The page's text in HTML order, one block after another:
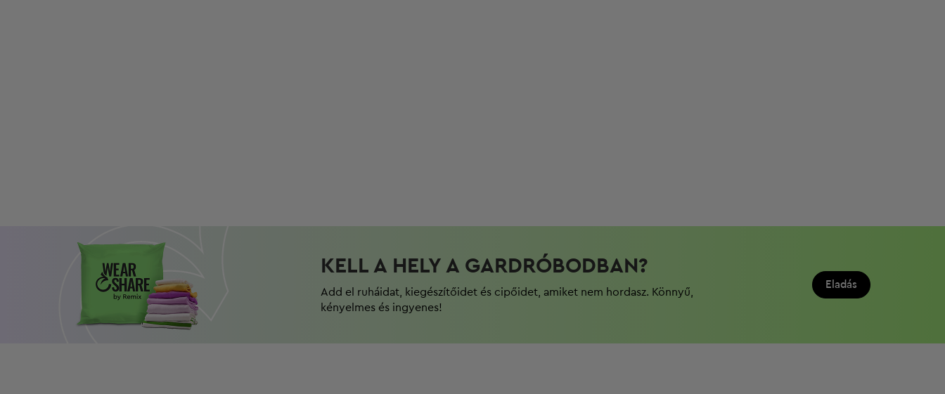
KELL A HELY A GARDRÓBODBAN?
Add el ruháidat, kiegészítőidet és cipőidet, amiket nem hordasz. Könnyű,
kényelmes és ingyenes!
Eladás